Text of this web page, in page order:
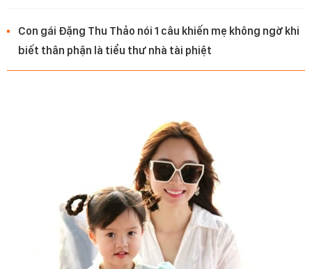
Con gái Đặng Thu Thảo nói 1 câu khiến mẹ không ngờ khi
biết thân phận là tiểu thư nhà tài phiệt